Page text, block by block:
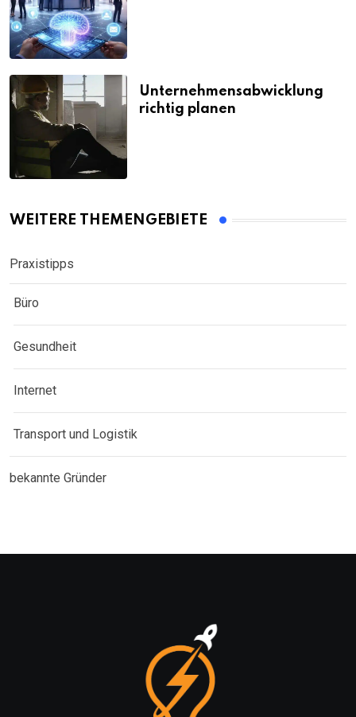
Unternehmensabwicklung
richtig planen
WEITERE THEMENGEBIETE
Praxistipps
Büro
Gesundheit
Internet
Transport und Logistik
bekannte Gründer